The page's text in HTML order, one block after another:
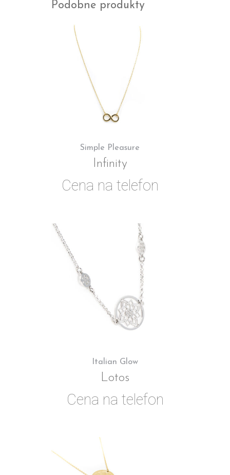
Podobne produkty
Simple Pleasure
Infinity
Cena na telefon
Italian Glow
Lotos
Cena na telefon